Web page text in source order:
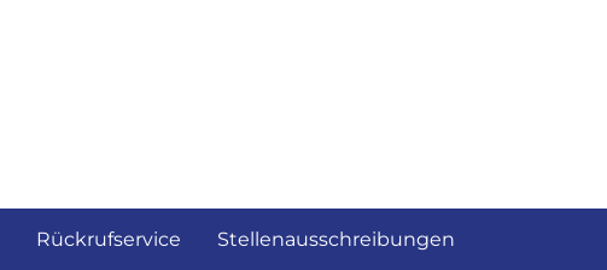
Rückrufservice Stellenausschreibungen